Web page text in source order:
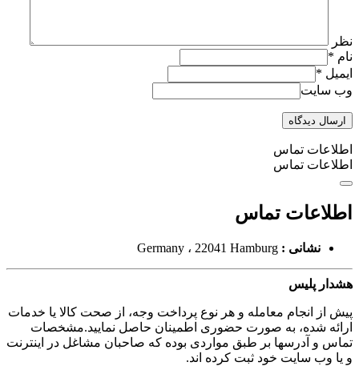
نظر
نام*
ایمیل *
وب سایت
اطلاعات تماس
اطلاعات تماس
اطلاعات تماس
نشانی :
هشدار پلیس
پیش از انجام معامله و هر نوع پرداخت وجه، از صحت کالا یا خدمات
ارائه شده، به صورت حضوری اطمینان حاصل نمایید.مشخصات
تماس و آدرسها بر طبق مواردی بوده که صاحبان مشاغل در اینترنت
و یا وب سایت خود ثبت کرده اند.